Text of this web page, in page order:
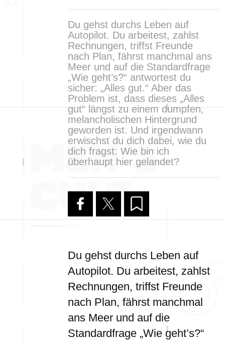
Du gehst durchs Leben auf
Autopilot. Du arbeitest, zahlst
Rechnungen, triffst Freunde
nach Plan, fährst manchmal ans
Meer und auf die Standardfrage
„Wie geht’s?“ antwortest du
sicher: „Alles gut.“ Aber das
Problem ist, dass dieses „Alles
gut“ längst zu einem dumpfen,
melancholischen Hintergrund
geworden ist. Und irgendwann
erwischst du dich dabei, wie du
dich fragst: Wie bin ich
überhaupt hier gelandet?
Du gehst durchs Leben auf
Autopilot. Du arbeitest, zahlst
Rechnungen, triffst Freunde
nach Plan, fährst manchmal
ans Meer und auf die
Standardfrage „Wie geht’s?“